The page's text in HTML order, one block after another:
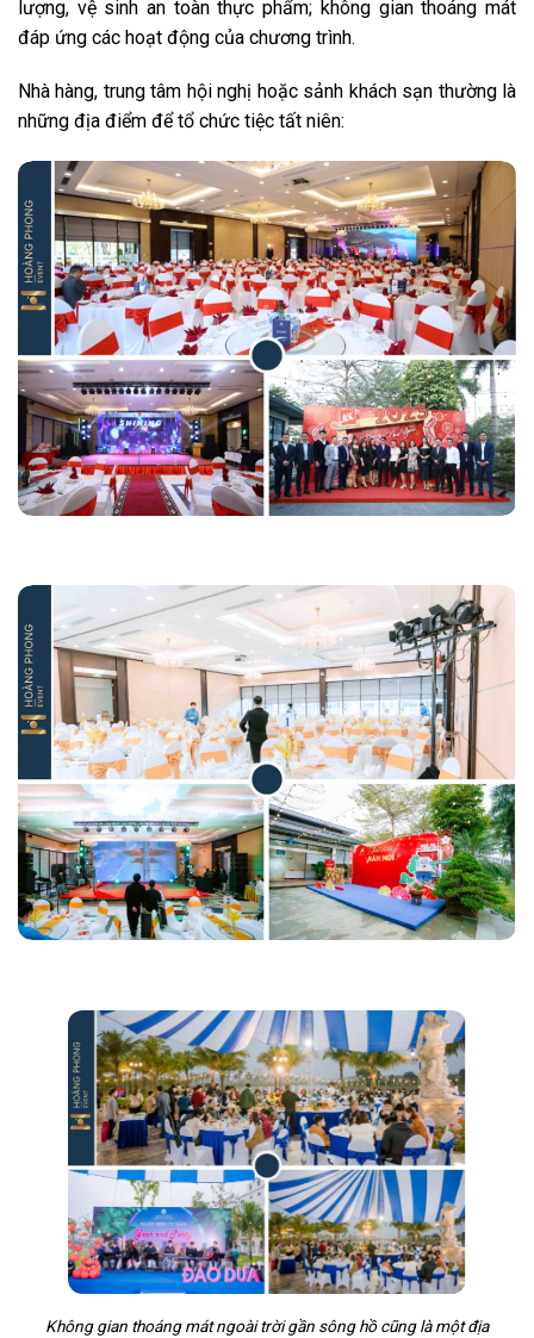
lượng, vệ sinh an toàn thực phẩm; không gian thoáng mát
đáp ứng các hoạt động của chương trình.
Nhà hàng, trung tâm hội nghị hoặc sảnh khách sạn thường là
những địa điểm để tổ chức tiệc tất niên:
Không gian thoáng mát ngoài trời gần sông hồ cũng là một địa